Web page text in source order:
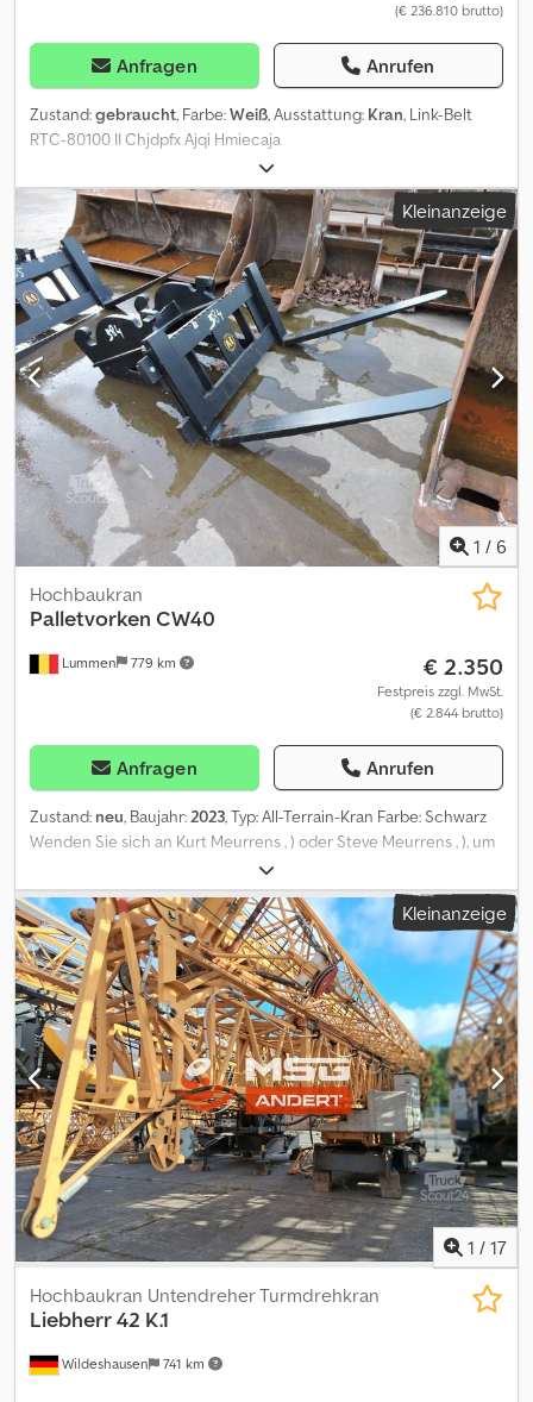
(€ 236.810 brutto)
Anfragen Anrufen
Zustand:gebraucht, Farbe:Weiß, Ausstattung: Kran, Link-Belt
RTC-80100 II Chjdpfx Ajqi Hmiecaja
Kleinanzeige
1 / 6
Lummen 779 km
Hochbaukran
Palletvorken CW40
€ 2.350
Festpreis zzgl. MwSt.
(€ 2.844 brutto)
Anfragen Anrufen
Zustand: neu, Baujahr: 2023, Typ: All-Terrain-Kran Farbe: Schwarz
Wenden Sie sich an Kurt Meurrens , ) oder Steve Meurrens , ), um
weitere Informationen zu erhalten. Chedsyd Tuzjpfx Acaoa
Kleinanzeige
1 / 17
Wildeshausen 741 km
Hochbaukran Untendreher Turmdrehkran
Liebherr42 K.1